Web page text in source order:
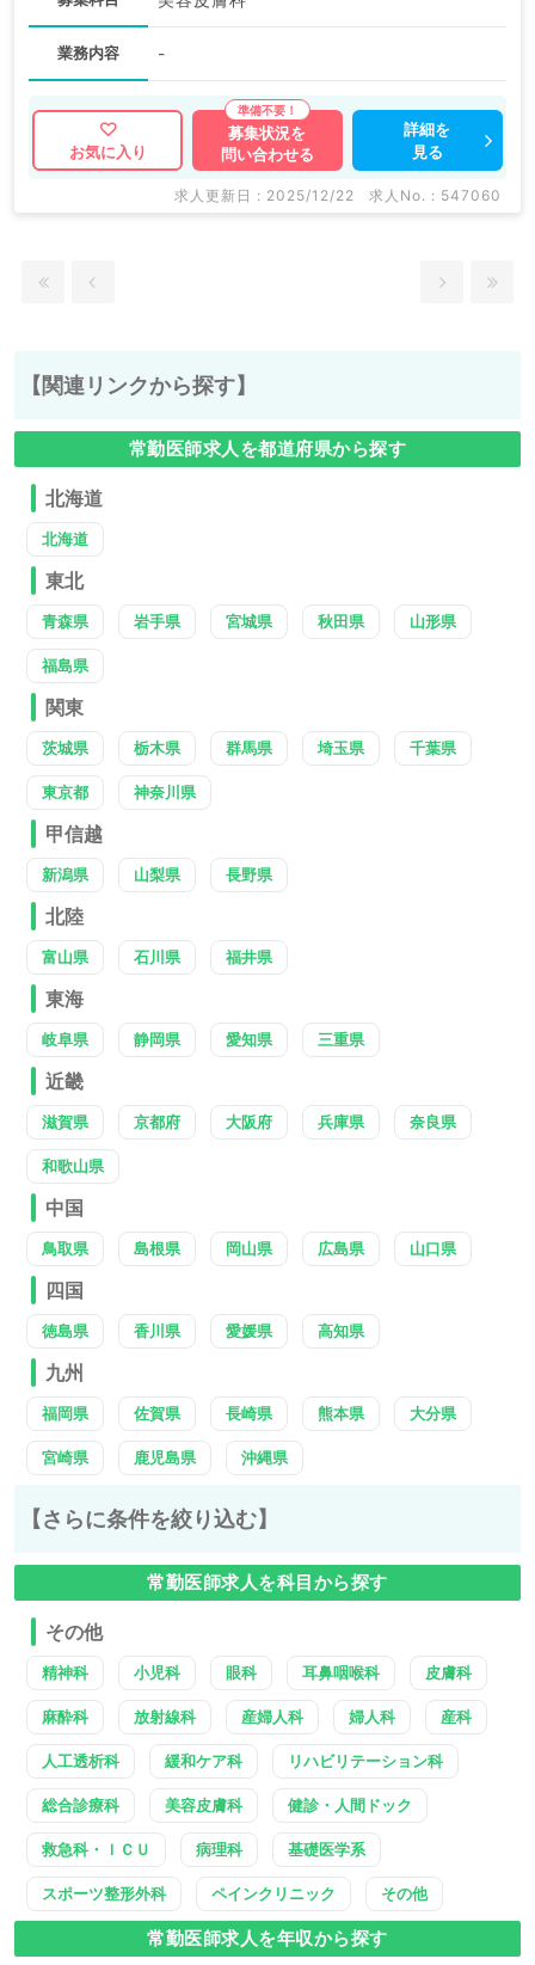
業務内容 -
お気に入り
募集状況を
問い合わせる
詳細を
見る
求人更新日 : 2025/12/22 求人No. : 547060
【関連リンクから探す】
常勤医師求人を都道府県から探す
北海道
北海道
東北
青森県 岩手県 宮城県 秋田県 山形県
福島県
関東
茨城県 栃木県 群馬県 埼玉県 千葉県
東京都 神奈川県
甲信越
新潟県 山梨県 長野県
北陸
富山県 石川県 福井県
東海
岐阜県 静岡県 愛知県 三重県
近畿
滋賀県 京都府 大阪府 兵庫県 奈良県
和歌山県
中国
鳥取県 島根県 岡山県 広島県 山口県
四国
徳島県 香川県 愛媛県 高知県
九州
福岡県 佐賀県 長崎県 熊本県 大分県
宮崎県 鹿児島県 沖縄県
【さらに条件を絞り込む】
常勤医師求人を科目から探す
その他
精神科 小児科 眼科 耳鼻咽喉科 皮膚科
麻酔科 放射線科 産婦人科 婦人科 産科
人工透析科 緩和ケア科 リハビリテーション科
総合診療科 美容皮膚科 健診・人間ドック
救急科・ＩＣＵ 病理科 基礎医学系
スポーツ整形外科 ペインクリニック その他
常勤医師求人を年収から探す